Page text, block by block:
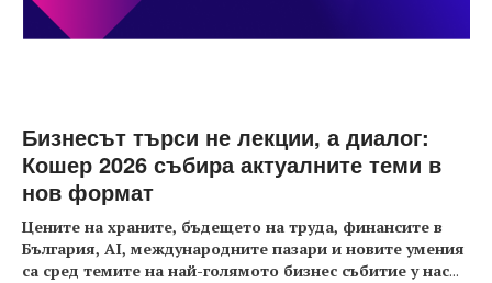
Бизнесът търси не лекции, а диалог:
Кошер 2026 събира актуалните теми в
нов формат
Цените на храните, бъдещето на труда, финансите в
България, AI, международните пазари и новите умения
са сред темите на най-голямото бизнес събитие у нас...